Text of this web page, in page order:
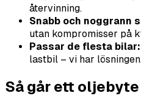
återvinning.
Snabb och noggrann
utan kompromisser på
Passar de flesta bilar:
lastbil – vi har
Så går ett